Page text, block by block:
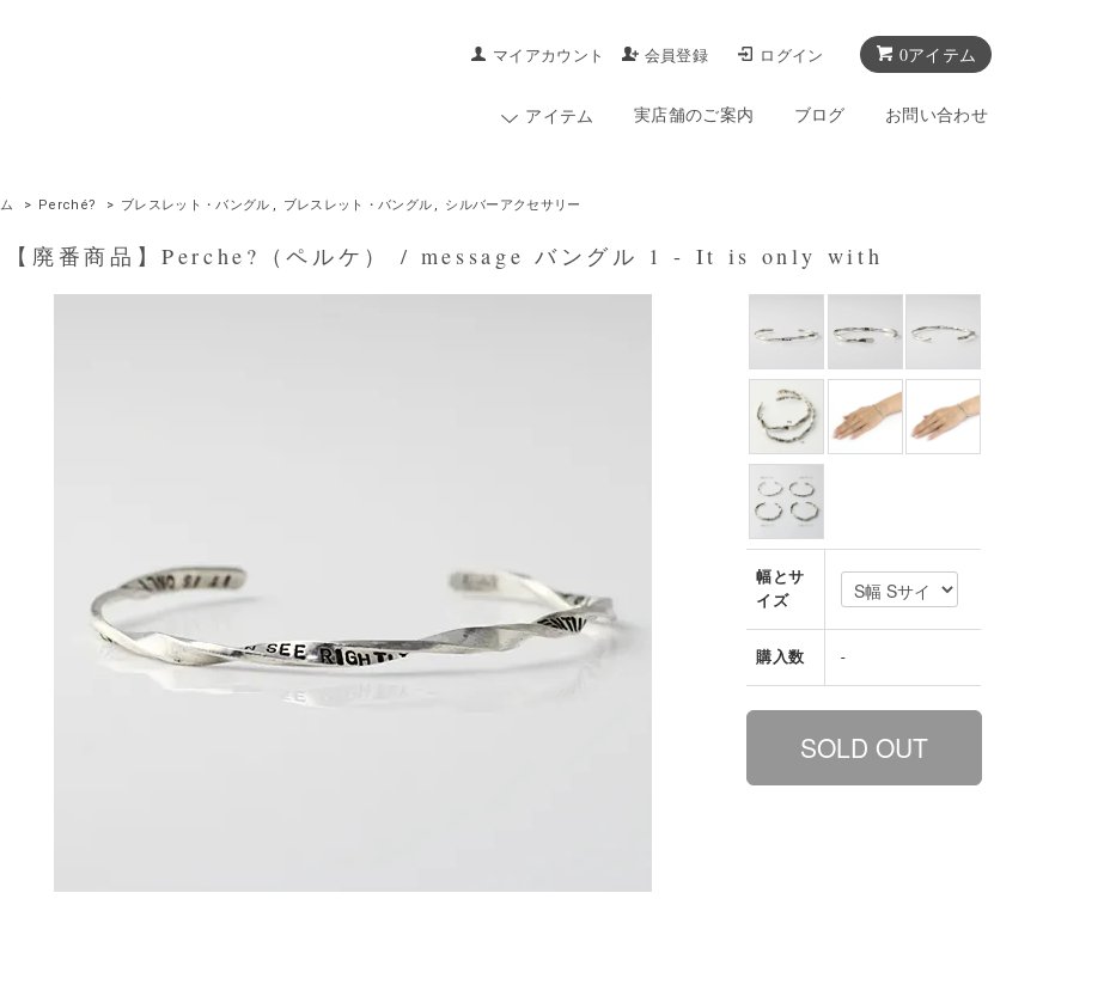
0アイテム
マイアカウント 会員登録 ログイン
アイテム 実店舗のご案内 ブログ お問い合わせ
> Perché? > ブレスレット・バングル , ブレスレット・バングル , シルバーアクセサリー
廃番商品】Perche?（ペルケ） / message バングル 1 - It is only with
幅とサ
イズ
購入数 -